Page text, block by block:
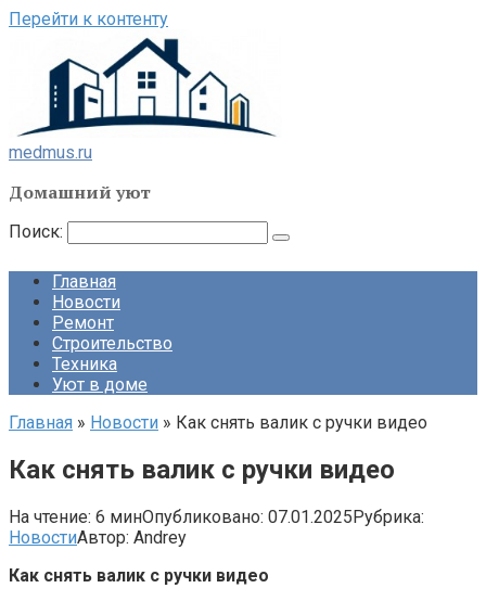
Перейти к контенту
medmus.ru
Домашний уют
Поиск:
Главная
Новости
Ремонт
Строительство
Техника
Уют в доме
Главная » Новости » Как снять валик с ручки видео
Как снять валик с ручки видео
На чтение: 6 минОпубликовано: 07.01.2025Рубрика:
НовостиАвтор: Andrey
Как снять валик с ручки видео